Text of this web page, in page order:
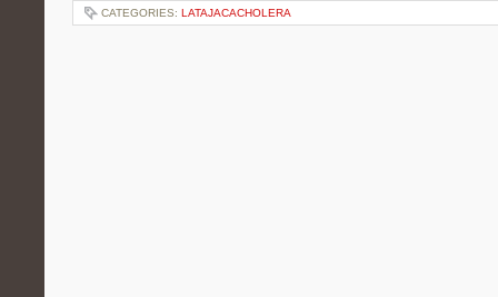
CATEGORIES: LATAJACACHOLERA